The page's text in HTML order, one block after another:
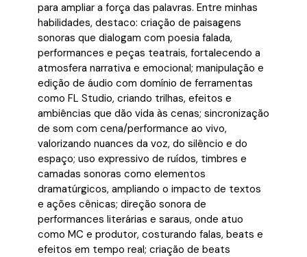
para ampliar a força das palavras. Entre minhas
habilidades, destaco: criação de paisagens
sonoras que dialogam com poesia falada,
performances e peças teatrais, fortalecendo a
atmosfera narrativa e emocional; manipulação e
edição de áudio com domínio de ferramentas
como FL Studio, criando trilhas, efeitos e
ambiências que dão vida às cenas; sincronização
de som com cena/performance ao vivo,
valorizando nuances da voz, do silêncio e do
espaço; uso expressivo de ruídos, timbres e
camadas sonoras como elementos
dramatúrgicos, ampliando o impacto de textos
e ações cênicas; direção sonora de
performances literárias e saraus, onde atuo
como MC e produtor, costurando falas, beats e
efeitos em tempo real; criação de beats